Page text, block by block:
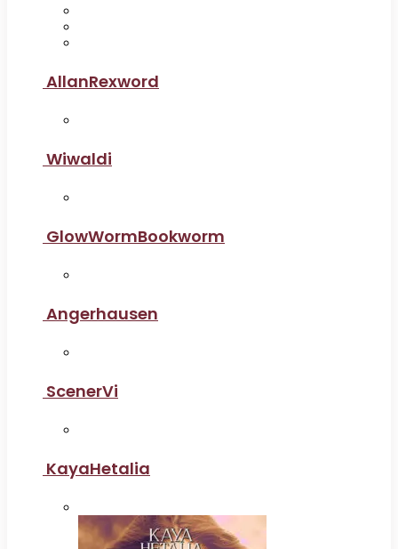
AllanRexword
Wiwaldi
GlowWormBookworm
Angerhausen
ScenerVi
KayaHetalia